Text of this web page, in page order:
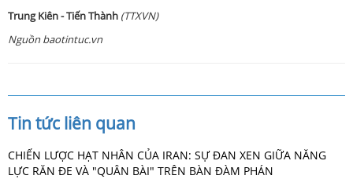
Trung Kiên - Tiến Thành (TTXVN)
Nguồn baotintuc.vn
Tin tức liên quan
CHIẾN LƯỢC HẠT NHÂN CỦA IRAN: SỰ ĐAN XEN GIỮA NĂNG
LỰC RĂN ĐE VÀ "QUÂN BÀI" TRÊN BÀN ĐÀM PHÁN